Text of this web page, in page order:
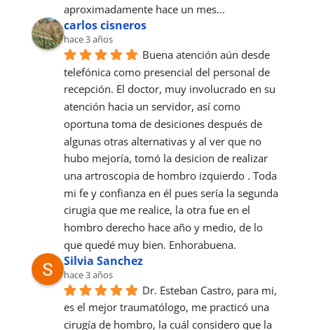
aproximadamente hace un mes...
carlos cisneros
hace 3 años
Buena atención aún desde
telefónica como presencial del personal de
recepción. El doctor, muy involucrado en su
atención hacia un servidor, así como
oportuna toma de desiciones después de
algunas otras alternativas y al ver que no
hubo mejoría, tomó la desicion de realizar
una artroscopia de hombro izquierdo . Toda
mi fe y confianza en él pues sería la segunda
cirugia que me realice, la otra fue en el
hombro derecho hace año y medio, de lo
que quedé muy bien. Enhorabuena.
Silvia Sanchez
hace 3 años
Dr. Esteban Castro, para mi,
es el mejor traumatólogo, me practicó una
cirugía de hombro, la cuál considero que la